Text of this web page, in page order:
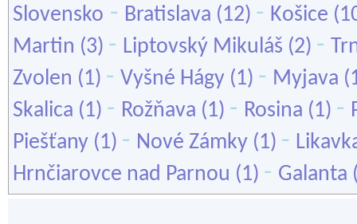
Slovensko - Bratislava (12) - Košice
Martin (3) - Liptovský Mikuláš (2) -
Zvolen (1) - Vyšné Hágy (1) - Myjava
Skalica (1) - Rožňava (1) - Rosina (1) -
Piešťany (1) - Nové Zámky (1) -
Hrnčiarovce nad Parnou (1) - Galanta